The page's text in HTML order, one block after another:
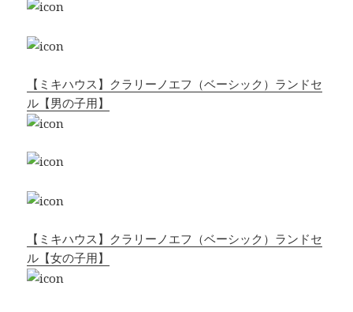
【ミキハウス】クラリーノエフ（ベーシック）ランドセ
ル【男の子用】
【ミキハウス】クラリーノエフ（ベーシック）ランドセ
ル【女の子用】